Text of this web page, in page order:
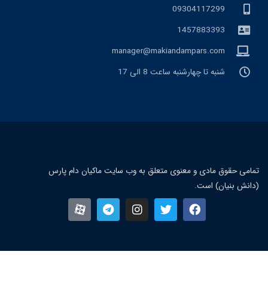
09304117299
1457883393
manager@makiandampars.com
شنبه تا چهارشنبه ساعت 8 الی 17
حقوق مادی و معنوی متعلق به وب سایت ماکیان دام پارس
بنیان) است.